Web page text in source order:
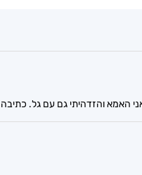
האמא והזדהיתי גם עם גל.